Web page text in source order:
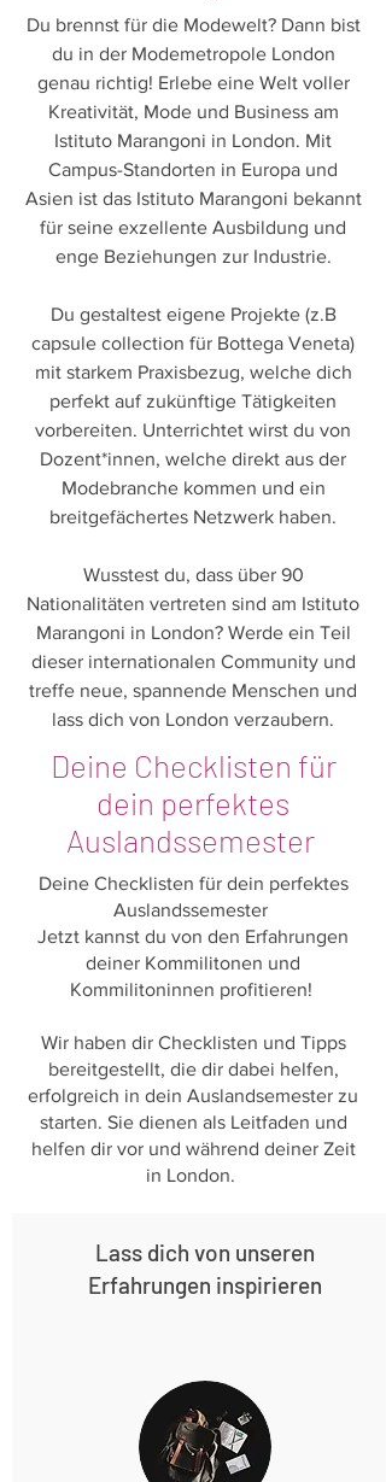
Du brennst für die Modewelt? Dann bist
du in der Modemetropole London
genau richtig! Erlebe eine Welt voller
Kreativität, Mode und Business am
Istituto Marangoni in London. Mit
Campus-Standorten in Europa und
Asien ist das Istituto Marangoni bekannt
für seine exzellente Ausbildung und
enge Beziehungen zur Industrie.
Du gestaltest eigene Projekte (z.B
capsule collection für Bottega Veneta)
mit starkem Praxisbezug, welche dich
perfekt auf zukünftige Tätigkeiten
vorbereiten. Unterrichtet wirst du von
Dozent*innen, welche direkt aus der
Modebranche kommen und ein
breitgefächertes Netzwerk haben.
Wusstest du, dass über 90
Nationalitäten vertreten sind am Istituto
Marangoni in London? Werde ein Teil
dieser internationalen Community und
treffe neue, spannende Menschen und
lass dich von London verzaubern.
Deine Checklisten für
dein perfektes
Auslandssemester
Deine Checklisten für dein perfektes
Auslandssemester
Jetzt kannst du von den Erfahrungen
deiner Kommilitonen und
Kommilitoninnen profitieren!
Wir haben dir Checklisten und Tipps
bereitgestellt, die dir dabei helfen,
erfolgreich in dein Auslandsemester zu
starten. Sie dienen als Leitfaden und
helfen dir vor und während deiner Zeit
in London.
Lass dich von unseren
Erfahrungen inspirieren